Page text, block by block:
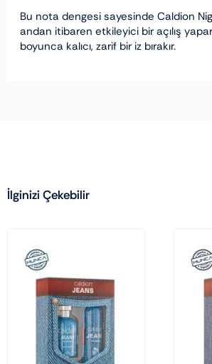
Bu nota dengesi sayesinde Caldion
andan itibaren etkileyici bir açılış
boyunca kalıcı, zarif bir iz bırakır.
İlginizi Çekebilir